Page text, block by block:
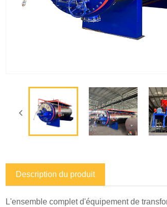
Description du produit
L'ensemble complet d'équipement de